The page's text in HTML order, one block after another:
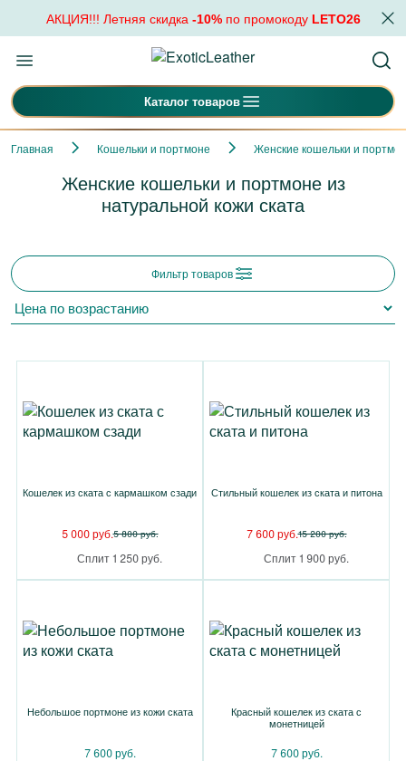
АКЦИЯ!!! Летняя скидка -10%по промокоду LETO26
Каталог товаров
Главная Кошельки и портмоне Женские кошельки и
Женские кошельки и портмоне из
натуральной кожи ската
Фильтр товаров
Кошелек из ската с кармашком сзади
5 000 руб.5 800 руб.
Сплит 1 250 руб.
Стильный кошелек из ската и питона
7 600 руб.15 200 руб.
Сплит 1 900 руб.
Небольшое портмоне из кожи ската
7 600 руб.
Красный кошелек из ската с
монетницей
7 600 руб.